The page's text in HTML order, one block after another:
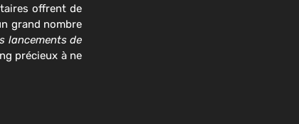
offrent de
grand nombre
lancements de
précieux à ne